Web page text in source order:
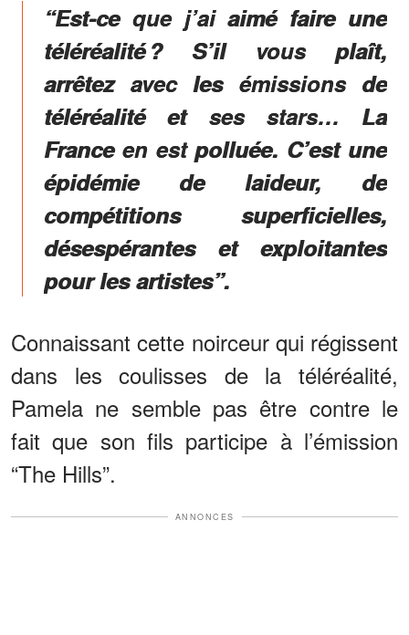
“Est-ce que j’ai aimé faire une
téléréalité ? S’il vous plaît,
arrêtez avec les émissions de
téléréalité et ses stars… La
France en est polluée. C’est une
épidémie de laideur, de
compétitions superficielles,
désespérantes et exploitantes
pour les artistes”.
Connaissant cette noirceur qui régissent
dans les coulisses de la téléréalité,
Pamela ne semble pas être contre le
fait que son fils participe à l’émission
“The Hills”.
ANNONCES